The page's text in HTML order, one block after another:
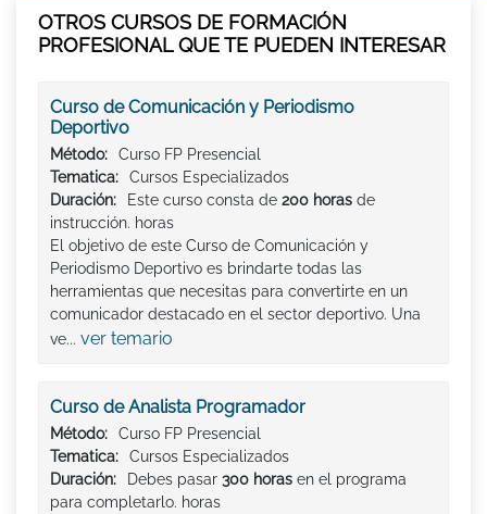
OTROS CURSOS DE FORMACIÓN
PROFESIONAL QUE TE PUEDEN INTERESAR
Curso de Comunicación y Periodismo
Deportivo
Método:
Curso FP Presencial
Tematica:
Cursos Especializados
Duración:
Este curso consta de 200 horas de
instrucción. horas
El objetivo de este Curso de Comunicación y
Periodismo Deportivo es brindarte todas las
herramientas que necesitas para convertirte en un
comunicador destacado en el sector deportivo. Una
ve... ver temario
Curso de Analista Programador
Método:
Curso FP Presencial
Tematica:
Cursos Especializados
Duración:
Debes pasar 300 horas en el programa
para completarlo. horas